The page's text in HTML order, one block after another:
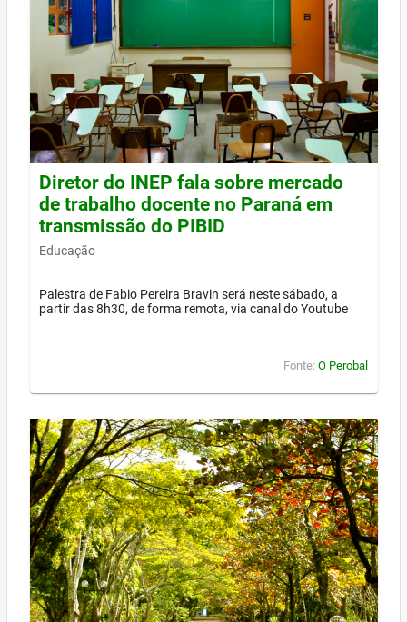
Diretor do INEP fala sobre mercado
de trabalho docente no Paraná em
transmissão do PIBID
Educação
Palestra de Fabio Pereira Bravin será neste sábado, a
partir das 8h30, de forma remota, via canal do Youtube
Fonte: O Perobal